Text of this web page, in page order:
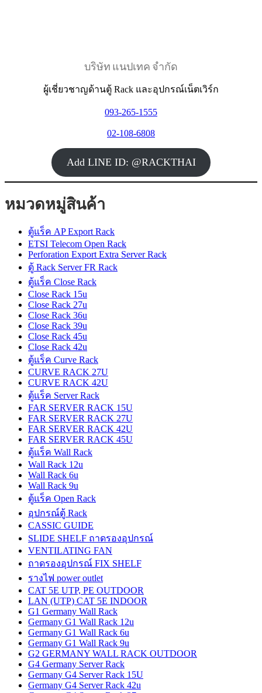
บริษัท แนปเทค จำกัด
ผู้เชี่ยวชาญด้านตู้ Rack และอุปกรณ์เน็ตเวิร์ก
093-265-1555
02-108-6808
Add LINE ID: @RACKTHAI
หมวดหมู่สินค้า
ตู้แร็ค AP Export Rack
ETSI Telecom Open Rack
Perforation Export Extra Server Rack
ตู้ Rack Server FR Rack
ตู้แร็ค Close Rack
Close Rack 15u
Close Rack 27u
Close Rack 36u
Close Rack 39u
Close Rack 45u
Close Rack 42u
ตู้แร็ค Curve Rack
CURVE RACK 27U
CURVE RACK 42U
ตู้แร็ค Server Rack
FAR SERVER RACK 15U
FAR SERVER RACK 27U
FAR SERVER RACK 42U
FAR SERVER RACK 45U
ตู้แร็ค Wall Rack
Wall Rack 12u
Wall Rack 6u
Wall Rack 9u
ตู้แร็ค Open Rack
อุปกรณ์ตู้ Rack
CASSIC GUIDE
SLIDE SHELF ถาดรองอุปกรณ์
VENTILATING FAN
ถาดรองอุปกรณ์ FIX SHELF
รางไฟ power outlet
CAT 5E UTP, PE OUTDOOR
LAN (UTP) CAT 5E INDOOR
G1 Germany Wall Rack
Germany G1 Wall Rack 12u
Germany G1 Wall Rack 6u
Germany G1 Wall Rack 9u
G2 GERMANY WALL RACK OUTDOOR
G4 Germany Server Rack
Germany G4 Server Rack 15U
Germany G4 Server Rack 42u